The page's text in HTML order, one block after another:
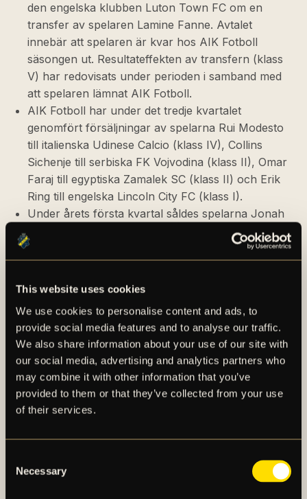
This website uses cookies
We use cookies to personalise content and ads, to
provide social media features and to analyse our traffic.
We also share information about your use of our site with
our social media, advertising and analytics partners who
may combine it with other information that you’ve
provided to them or that they’ve collected from your use
of their services.
Selection
Necessary
den engelska klubben Luton Town FC om en
transfer av spelaren Lamine Fanne. Avtalet
innebär att spelaren är kvar hos AIK Fotboll
säsongen ut. Resultateffekten av transfern (klass
V) har redovisats under perioden i samband med
att spelaren lämnat AIK Fotboll.
AIK Fotboll har under det tredje kvartalet
genomfört försäljningar av spelarna Rui Modesto
till italienska Udinese Calcio (klass IV), Collins
Sichenje till serbiska FK Vojvodina (klass II), Omar
Faraj till egyptiska Zamalek SC (klass II) och Erik
Ring till engelska Lincoln City FC (klass I).
Under årets första kvartal såldes spelarna Jonah
Kusi-Asare till tyska FC Bayern München (klass V),
Erick Otieno till polska RKS Raków Częstochowa
(klass III), Abdussalam Magashy till Kalmar FF
(klass I) och Hugo Aviander (klass I) till GIF
skotska St. Johnstone FC (Neg).
AIK Fotboll har initierat ett
kostnadsreduceringsprogram. Programmet
omfattar en omorganisation som genomförts
under det tredje kvartalet omfattande
omorganisation samt analys och reducering av
Chefstränaren för herrlaget, Henning Berg,
Den 16 juli tillträdde Mikkjal Thomassen som ny